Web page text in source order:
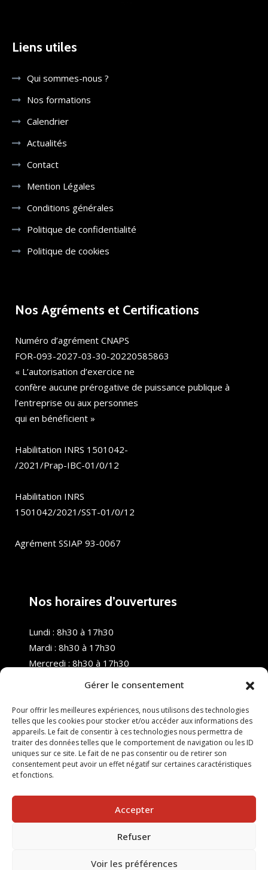
Gérer le consentement
Pour offrir les meilleures expériences, nous utilisons des technologies
telles que les cookies pour stocker et/ou accéder aux informations des
appareils. Le fait de consentir à ces technologies nous permettra de
traiter des données telles que le comportement de navigation ou les ID
uniques sur ce site. Le fait de ne pas consentir ou de retirer son
consentement peut avoir un effet négatif sur certaines caractéristiques
et fonctions.
Accepter
Refuser
Voir les préférences
Liens utiles
Qui sommes-nous ?
Nos formations
Calendrier
Actualités
Contact
Mention Légales
Conditions générales
Politique de confidentialité
Politique de cookies
Nos Agréments et Certifications
Numéro d’agrément CNAPS
FOR-093-2027-03-30-20220585863
« L’autorisation d’exercice ne
confère aucune prérogative de puissance publique à
l’entreprise ou aux personnes
qui en bénéficient »
Habilitation INRS 1501042-
/2021/Prap-IBC-01/0/12
Habilitation INRS
1501042/2021/SST-01/0/12
Agrément SSIAP 93-0067
Nos horaires d’ouvertures
Lundi : 8h30 à 17h30
Mardi : 8h30 à 17h30
Mercredi : 8h30 à 17h30
Samedi : Fermé
Dimanche : Fermé
© 2025 Nouvel R Formation - TOUS DROITS RÉSERVÉS -
SITE RÉALISÉ PAR :INGÉNIERIE TECH